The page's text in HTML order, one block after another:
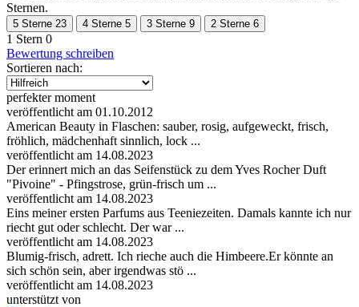
Sternen.
5 Sterne 23 4 Sterne 5 3 Sterne 9 2 Sterne 6
1 Stern 0
Bewertung schreiben
Sortieren nach:
perfekter moment
veröffentlicht am 01.10.2012
American Beauty in Flaschen: sauber, rosig, aufgeweckt, frisch,
fröhlich, mädchenhaft sinnlich, lock ...
veröffentlicht am 14.08.2023
Der erinnert mich an das Seifenstück zu dem Yves Rocher Duft
"Pivoine" - Pfingstrose, grün-frisch um ...
veröffentlicht am 14.08.2023
Eins meiner ersten Parfums aus Teeniezeiten. Damals kannte ich nur
riecht gut oder schlecht. Der war ...
veröffentlicht am 14.08.2023
Blumig-frisch, adrett. Ich rieche auch die Himbeere.Er könnte an
sich schön sein, aber irgendwas stö ...
veröffentlicht am 14.08.2023
unterstützt von